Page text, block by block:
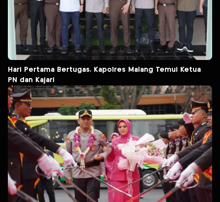
Hari Pertama Bertugas, Kapolres Malang Temui Ketua
PN dan Kajari